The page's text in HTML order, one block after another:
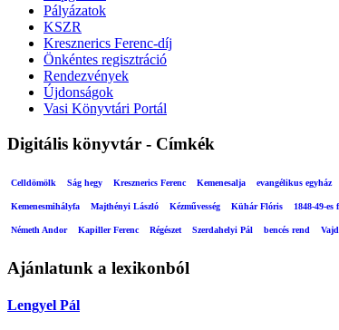
Pályázatok
KSZR
Kresznerics Ferenc-díj
Önkéntes regisztráció
Rendezvények
Újdonságok
Vasi Könyvtári Portál
Digitális könyvtár - Címkék
Celldömölk Ság hegy Kresznerics Ferenc Kemenesalja evangélikus egyház
Kemenesmihályfa Majthényi László Kézművesség Kühár Flóris 1848-49-
Németh Andor Kapiller Ferenc Régészet Szerdahelyi Pál bencés rend
Ajánlatunk a lexikonból
Lengyel Pál